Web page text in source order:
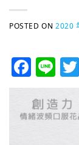
POSTED ON2020